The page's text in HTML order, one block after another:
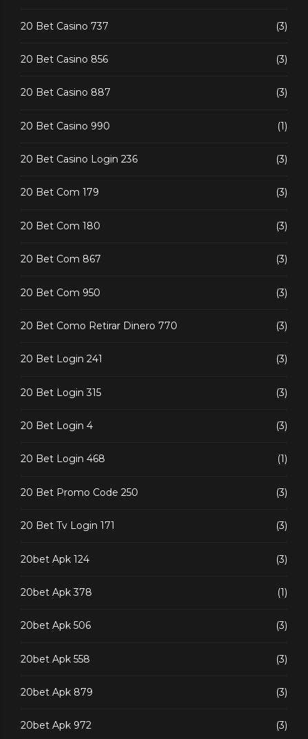
20 Bet Casino 737 (3)
20 Bet Casino 856 (3)
20 Bet Casino 887 (3)
20 Bet Casino 990 (1)
20 Bet Casino Login 236 (3)
20 Bet Com 179 (3)
20 Bet Com 180 (3)
20 Bet Com 867 (3)
20 Bet Com 950 (3)
20 Bet Como Retirar Dinero 770 (3)
20 Bet Login 241 (3)
20 Bet Login 315 (3)
20 Bet Login 4 (3)
20 Bet Login 468 (1)
20 Bet Promo Code 250 (3)
20 Bet Tv Login 171 (3)
20bet Apk 124 (3)
20bet Apk 378 (1)
20bet Apk 506 (3)
20bet Apk 558 (3)
20bet Apk 879 (3)
20bet Apk 972 (3)